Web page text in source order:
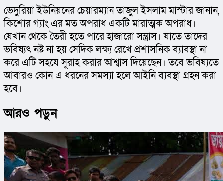
ভেদুরিয়া ইউনিয়নের চেয়ারম্যান তাজুল ইসলাম মাস্টার জানান,
কিশোর গ্যাং এর মত অপরাধ একটি মারাত্মক অপরাধ।
যেখান থেকে তৈরী হতে পারে হাজারো সন্ত্রাস। যাতে তাদের
ভবিষ্যৎ নষ্ট না হয় সেদিক লক্ষ্য রেখে প্রশাসনিক ব্যাবস্থা না
করে এটি সহযে সূরাহ করার আশ্বাস দিয়েছেন। তবে ভবিষ্যতে
আবারও কোন এ ধরনের সমস্যা হলে আইনি ব্যবস্থা গ্রহন করা
হবে।
আরও পড়ুন